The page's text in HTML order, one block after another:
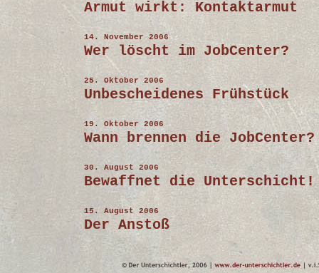
Armut wirkt: Kontaktarmut
14. November 2006
Wer löscht im JobCenter?
25. Oktober 2006
Unbescheidenes Frühstück
19. Oktober 2006
Wann brennen die JobCenter?
30. August 2006
Bewaffnet die Unterschicht!
15. August 2006
Der Anstoß